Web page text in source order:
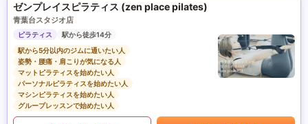
ゼンプレイスピラティス (zen place pilates)
青葉台スタジオ店
ピラティス
駅から徒歩14分
駅から5分以内のジムに通いたい人
姿勢・腰痛・肩こりが気になる人
マットピラティスを始めたい人
パーソナルピラティスを始めたい人
マシンピラティスを始めたい人
グループレッスンで始めたい人